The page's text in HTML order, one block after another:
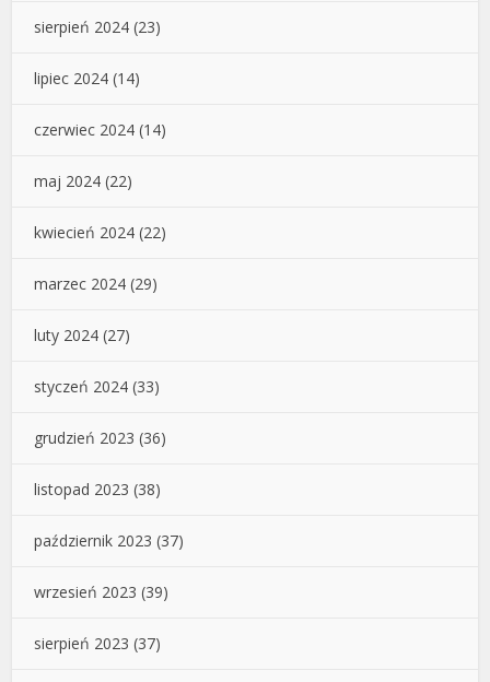
sierpień 2024 (23)
lipiec 2024 (14)
czerwiec 2024 (14)
maj 2024 (22)
kwiecień 2024 (22)
marzec 2024 (29)
luty 2024 (27)
styczeń 2024 (33)
grudzień 2023 (36)
listopad 2023 (38)
październik 2023 (37)
wrzesień 2023 (39)
sierpień 2023 (37)